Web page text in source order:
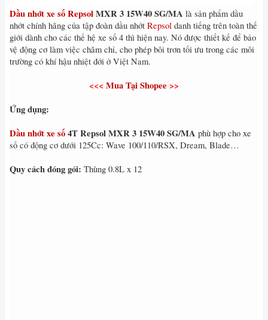
Dầu nhớt xe số RepsolMXR 3 15W40 SG/MA là sản phẩm dầu
nhớt chính hãng của tập đoàn dầu nhớt Repsol danh tiếng trên toàn thế
giới dành cho các thế hệ xe số 4 thì hiện nay. Nó được thiết kế để bảo
vệ động cơ làm việc chăm chỉ, cho phép bôi trơn tối ưu trong các môi
trường có khí hậu nhiệt đới ở Việt Nam.
<<< Mua Tại Shopee >>
Ứng dụng:
Dầu nhớt xe số4T Repsol MXR 3 15W40 SG/MA phù hợp cho xe
số có động cơ dưới 125Cc: Wave 100/110/RSX, Dream, Blade…
Quy cách đóng gói: Thùng 0.8L x 12